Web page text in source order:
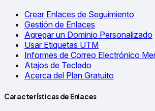
Crear Enlaces de Seguimiento
Gestión de Enlaces
Agregar un Dominio Personalizado
Usar Etiquetas UTM
Informes de Correo Electrónico
Atajos de Teclado
Acerca del Plan Gratuito
Características de Enlaces